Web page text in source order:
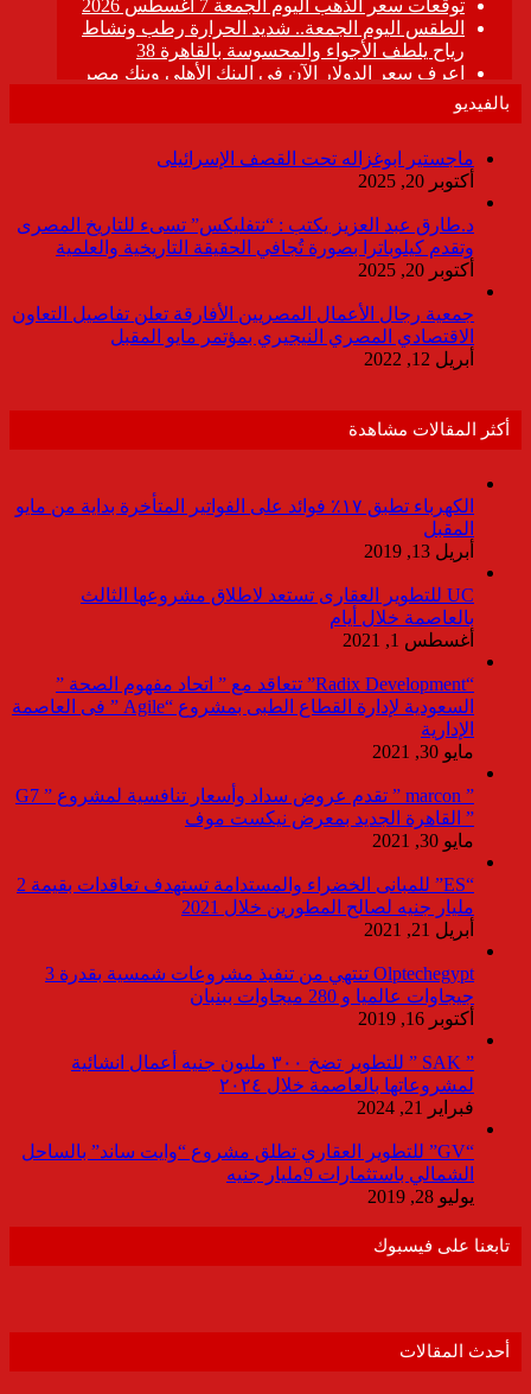
بالفيديو
ماجستير ابوغزاله تحت القصف الإسرائيلى
أكتوبر 20, 2025
د.طارق عبد العزيز يكتب : “نتفليكس” تسىء للتاريخ المصرى
وتقدم كيلوباترا بصورة تُجافي الحقيقة التاريخية والعلمية
أكتوبر 20, 2025
جمعية رجال الأعمال المصريين الأفارقة تعلن تفاصيل التعاون
الاقتصادي المصري النيجيري بمؤتمر مايو المقبل
أبريل 12, 2022
أكثر المقالات مشاهدة
الكهرباء تطبق ١٧٪ فوائد على الفواتير المتأخرة بداية من مايو
المقبل
أبريل 13, 2019
UC للتطوير العقارى تستعد لاطلاق مشروعها الثالث
بالعاصمة خلال أيام
أغسطس 1, 2021
“Radix Development” تتعاقد مع ” اتحاد مفهوم الصحة ”
السعودية لإدارة القطاع الطبى بمشروع “Agile ” فى العاصمة
الإدارية
مايو 30, 2021
” marcon ” تقدم عروض سداد وأسعار تنافسية لمشروع ” G7
” القاهرة الجديد بمعرض نيكست موف
مايو 30, 2021
“ES” للمبانى الخضراء والمستدامة تستهدف تعاقدات بقيمة 2
مليار جنيه لصالح المطورين خلال 2021
أبريل 21, 2021
Olptechegypt تنتهي من تنفيذ مشروعات شمسية بقدرة 3
جيجاوات عالميا و 280 ميجاوات ببنبان
أكتوبر 16, 2019
” SAK ” للتطوير تضخ ٣٠٠ مليون جنيه أعمال انشائية
لمشروعاتها بالعاصمة خلال ٢٠٢٤
فبراير 21, 2024
“GV” للتطوير العقاري تطلق مشروع “وايت ساند” بالساحل
الشمالي باستثمارات 9مليار جنيه
يوليو 28, 2019
تابعنا على فيسبوك
أحدث المقالات